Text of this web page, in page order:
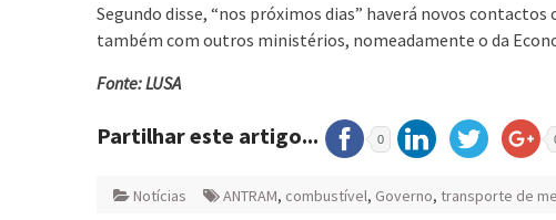
Segundo disse, “nos próximos dias” haverá novos
também com outros ministérios, nomeadamente o da
Fonte: LUSA
Partilhar este artigo... 0
Notícias ANTRAM, combustível, Governo, transporte de